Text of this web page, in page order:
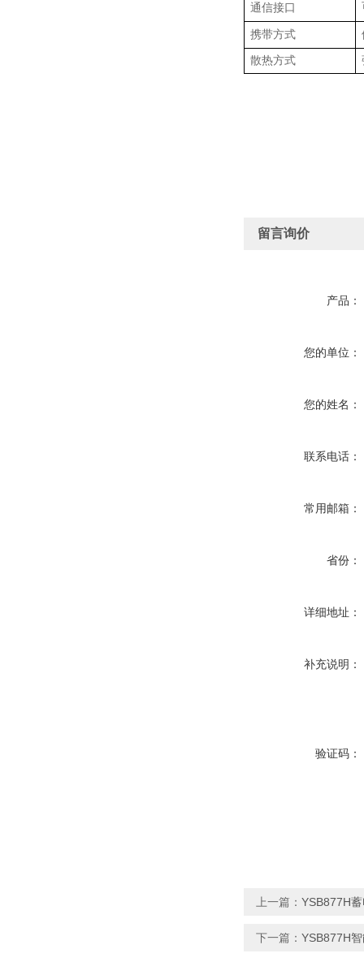
通信接口
携带方式
散热方式
留言询价
产品：
您的单位：
您的姓名：
联系电话：
常用邮箱：
省份：
详细地址：
补充说明：
验证码：
上一篇： YSB877H
下一篇： YSB877H